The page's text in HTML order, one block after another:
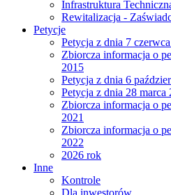
Infrastruktura
Rewitalizacja -
Petycje
Petycja z dnia 7
Zbiorcza informacja o
2015
Petycja z dnia 6
Petycja z dnia 28 marca
Zbiorcza informacja o
2021
Zbiorcza informacja o
2022
2026 rok
Inne
Kontrole
Dla inwestorów